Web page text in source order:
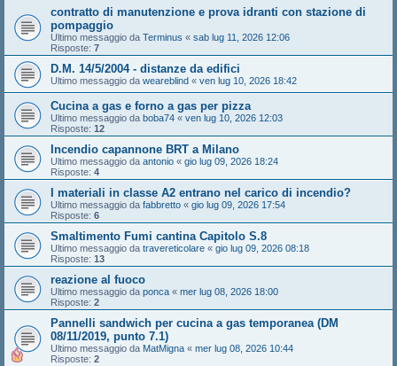
contratto di manutenzione e prova idranti con stazione di
pompaggio
Ultimo messaggio da Terminus « sab lug 11, 2026 12:06
Risposte: 7
D.M. 14/5/2004 - distanze da edifici
Ultimo messaggio da weareblind « ven lug 10, 2026 18:42
Cucina a gas e forno a gas per pizza
Ultimo messaggio da boba74 « ven lug 10, 2026 12:03
Risposte: 12
Incendio capannone BRT a Milano
Ultimo messaggio da antonio « gio lug 09, 2026 18:24
Risposte: 4
I materiali in classe A2 entrano nel carico di incendio?
Ultimo messaggio da fabbretto « gio lug 09, 2026 17:54
Risposte: 6
Smaltimento Fumi cantina Capitolo S.8
Ultimo messaggio da travereticolare « gio lug 09, 2026 08:18
Risposte: 13
reazione al fuoco
Ultimo messaggio da ponca « mer lug 08, 2026 18:00
Risposte: 2
Pannelli sandwich per cucina a gas temporanea (DM
08/11/2019, punto 7.1)
Ultimo messaggio da MatMigna « mer lug 08, 2026 10:44
Risposte: 2